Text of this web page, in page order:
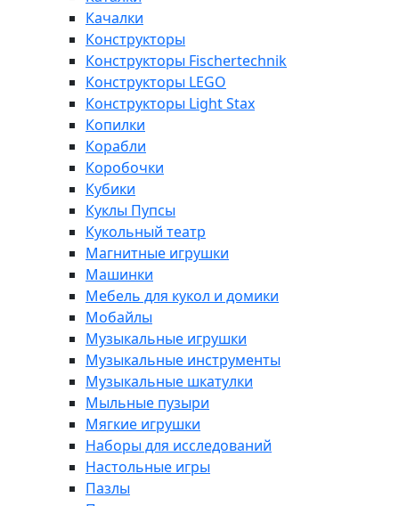
Качалки
Конструкторы
Конструкторы Fisсhertechnik
Конструкторы LEGO
Конструкторы Light Stax
Копилки
Корабли
Коробочки
Кубики
Куклы Пупсы
Кукольный театр
Магнитные игрушки
Машинки
Мебель для кукол и домики
Мобайлы
Музыкальные игрушки
Музыкальные инструменты
Музыкальные шкатулки
Мыльные пузыри
Мягкие игрушки
Наборы для исследований
Настольные игры
Пазлы